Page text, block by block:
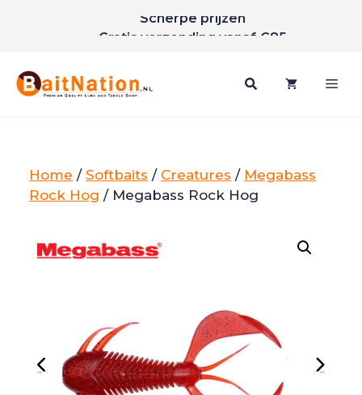
inhoud
Gratis verzending vanaf €85
Home / Softbaits / Creatures / Megabass
Rock Hog / Megabass Rock Hog